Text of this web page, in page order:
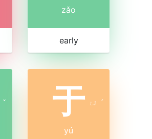
zǎo
early
ˇ 于 ㄩ ˊ
yú